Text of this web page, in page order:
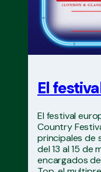
El
El festival
Country
principales de
del 13 al 15 de
encargados